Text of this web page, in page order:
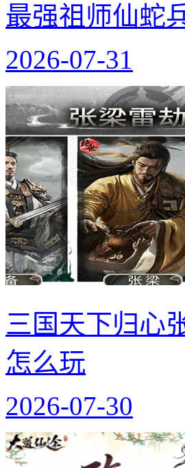
最强祖师仙蛇
2026-07-31
三国天下归心
怎么玩
2026-07-30